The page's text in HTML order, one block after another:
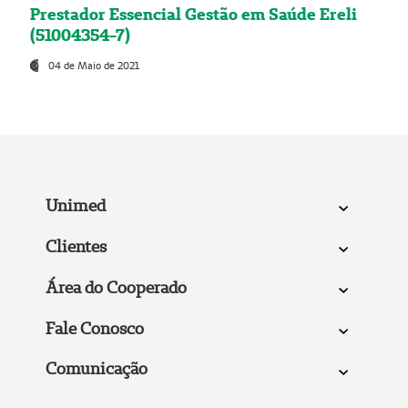
Prestador Essencial Gestão em Saúde Ereli
(51004354-7)
04 de Maio de 2021
Unimed
Clientes
Área do Cooperado
Fale Conosco
Comunicação